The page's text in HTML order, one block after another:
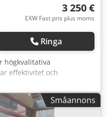
3 250 €
EXW Fast pris plus moms
Ringa
högkvalitativa
effektivitet och
maskiner. För mer
kontakta oss. Codjv
Småannons